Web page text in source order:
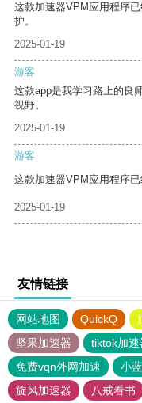
这款加速器VPM应用程序
护。
2025-01-19
游客
这款app是我学习路上的良
视野。
2025-01-19
游客
这款加速器VPM应用程序
2025-01-19
友情链接
网站地图 QuickQ
坚果加速器
tiktok加速
免费vqn外网加速
小
旋风加速器
八戒看书